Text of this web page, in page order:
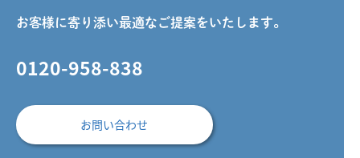
お客様に寄り添い最適なご提案をいたします。
0120-958-838
お問い合わせ